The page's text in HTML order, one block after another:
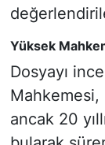
Yüksek
Dosyayı
Mahkemesi,
ancak 20